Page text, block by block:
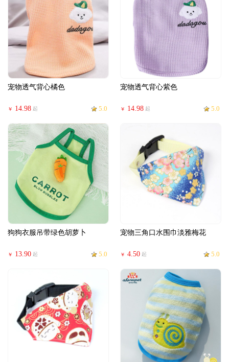
宠物透气背心橘色
￥ 14.98 起 5.0
宠物透气背心紫色
￥ 14.98 起 5.0
狗狗衣服吊带绿色胡萝卜
￥ 13.90 起 5.0
宠物三角口水围巾淡雅梅花
￥ 4.50 起 5.0